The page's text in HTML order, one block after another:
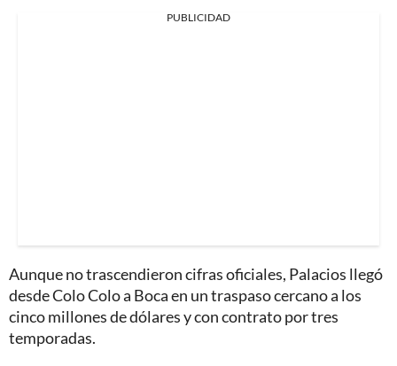
PUBLICIDAD
Aunque no trascendieron cifras oficiales, Palacios llegó
desde Colo Colo a Boca en un traspaso cercano a los
cinco millones de dólares y con contrato por tres
temporadas.